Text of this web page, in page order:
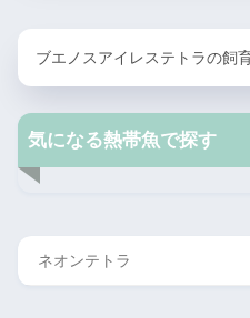
ブエノスアイレステトラの飼
気になる熱帯魚で探す